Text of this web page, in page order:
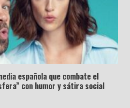
española que combate el
con humor y sátira social